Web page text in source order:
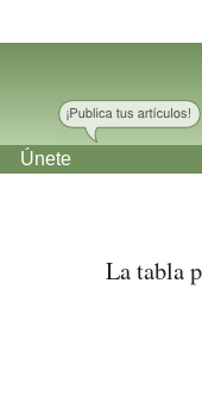
Únete
La tabla